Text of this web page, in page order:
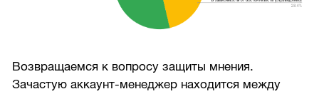
Возвращаемся к вопросу защиты мнения.
Зачастую аккаунт-менеджер находится между